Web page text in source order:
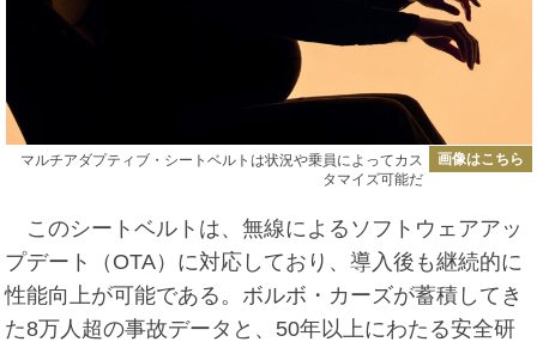
マルチアダプティブ・シートベルトは状況や乗員によってカス
タマイズ可能だ
画像はこちら
このシートベルトは、無線によるソフトウェアアッ
プデート（OTA）に対応しており、導入後も継続的に
性能向上が可能である。ボルボ・カーズが蓄積してき
た8万人超の事故データと、50年以上にわたる安全研